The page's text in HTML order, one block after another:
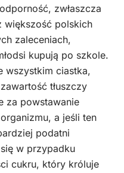
zwłaszcza
większość polskich
zaleceniach,
kupują po szkole.
wszystkim ciastka,
tłuszczy
za powstawanie
a jeśli ten
podatni
w przypadku
cukru, który króluje